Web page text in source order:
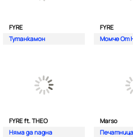
FYRE
Тутанкамон
FYRE
Момче От
FYRE ft. THEO
Няма да падна
Marso
Печатница